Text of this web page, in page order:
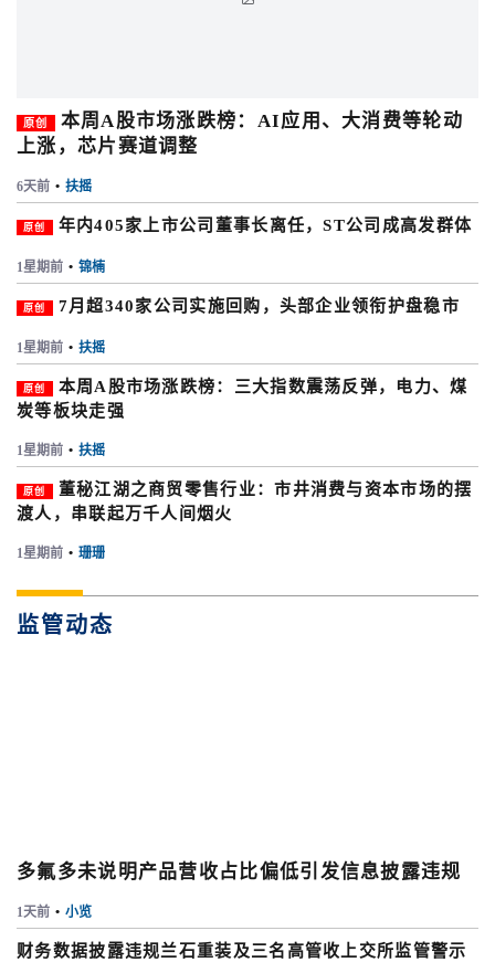
原创
本周A股市场涨跌榜：AI应用、大消费等轮动
上涨，芯片赛道调整
6天前 • 扶摇
原创 年内405家上市公司董事长离任，ST公司成高发群体
1星期前 • 锦楠
原创 7月超340家公司实施回购，头部企业领衔护盘稳市
1星期前 • 扶摇
原创
本周A股市场涨跌榜：三大指数震荡反弹，电力、煤
炭等板块走强
1星期前 • 扶摇
原创
董秘江湖之商贸零售行业：市井消费与资本市场的摆
渡人，串联起万千人间烟火
1星期前 • 珊珊
监管动态
多氟多未说明产品营收占比偏低引发信息披露违规
1天前 • 小览
财务数据披露违规兰石重装及三名高管收上交所监管警示